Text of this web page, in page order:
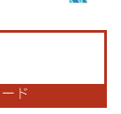
が必要です。